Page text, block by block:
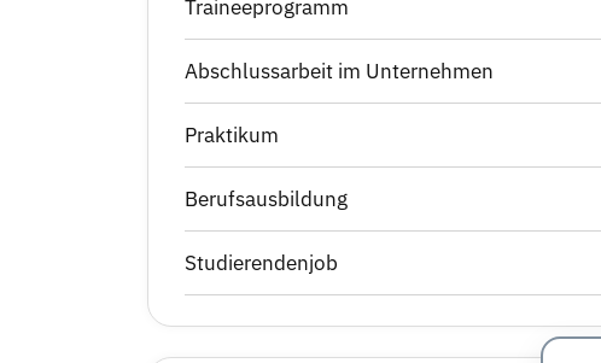
Traineeprogramm
Abschlussarbeit im Unternehmen
Praktikum
Berufsausbildung
Studierendenjob